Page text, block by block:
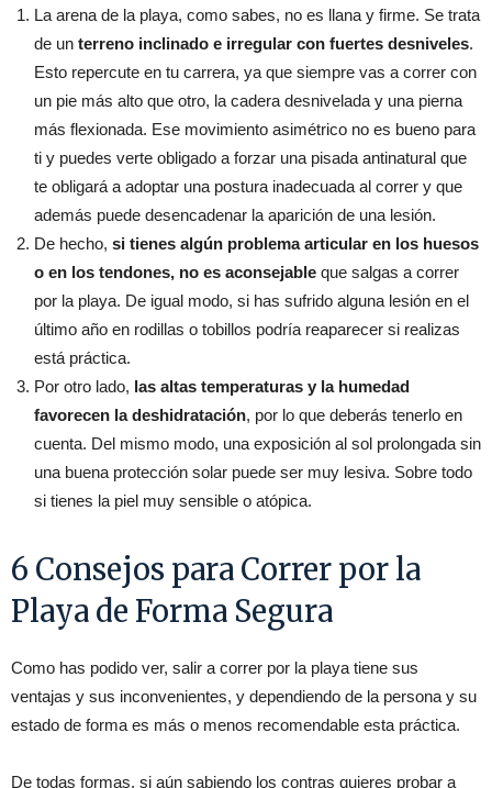
La arena de la playa, como sabes, no es llana y firme. Se trata
de un terreno inclinado e irregular con fuertes desniveles.
Esto repercute en tu carrera, ya que siempre vas a correr con
un pie más alto que otro, la cadera desnivelada y una pierna
más flexionada. Ese movimiento asimétrico no es bueno para
ti y puedes verte obligado a forzar una pisada antinatural que
te obligará a adoptar una postura inadecuada al correr y que
además puede desencadenar la aparición de una lesión.
De hecho, si tienes algún problema articular en los huesos
o en los tendones, no es aconsejable que salgas a correr
por la playa. De igual modo, si has sufrido alguna lesión en el
último año en rodillas o tobillos podría reaparecer si realizas
está práctica.
Por otro lado, las altas temperaturas y la humedad
favorecen la deshidratación, por lo que deberás tenerlo en
cuenta. Del mismo modo, una exposición al sol prolongada sin
una buena protección solar puede ser muy lesiva. Sobre todo
si tienes la piel muy sensible o atópica.
6 Consejos para Correr por la
Playa de Forma Segura
Como has podido ver, salir a correr por la playa tiene sus
ventajas y sus inconvenientes, y dependiendo de la persona y su
estado de forma es más o menos recomendable esta práctica.
De todas formas, si aún sabiendo los contras quieres probar a